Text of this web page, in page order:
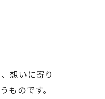
想いに寄り
のです。